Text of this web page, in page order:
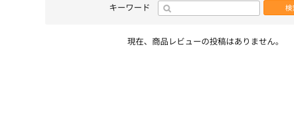
キーワード 検
現在、商品レビューの投稿はありません。